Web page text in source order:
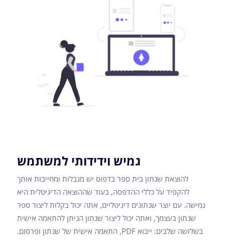
גמיש וידידותי למשתמש
להוצאת שנתון בית ספר בדפוס יש מגבלות ומחייבות אותך
להקפיד על כללי ההדפסה, בעוד שההוצאה הדיגיטלית היא
גמישה. עם יוצר שנתונים דיגיטליים, אתה יכול בקלות ליצור ספר
שנתון בעצמך, ואתה יכול ליצור שנתון הניתן להתאמה אישית
בשלושה שלבים: ייבוא PDF, התאמה אישית של שנתון ופרסום.